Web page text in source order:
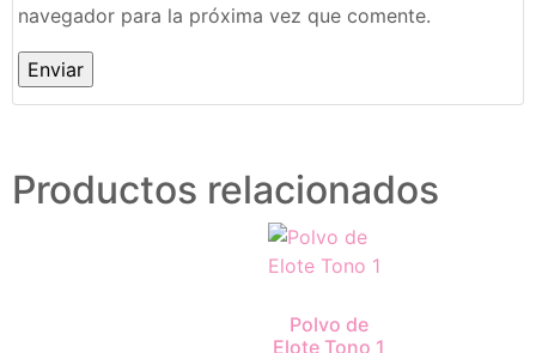
navegador para la próxima vez que comente.
Productos relacionados
Polvo de
Elote Tono 1